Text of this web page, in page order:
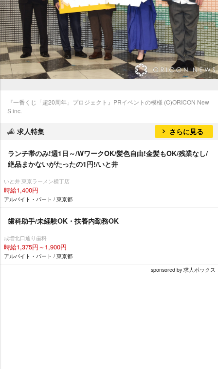
『一番くじ「超20周年」プロジェクト』PRイベントの模様 (C)ORICON New
S inc.
求人特集 さらに見る
ランチ帯のみ!週1日～/WワークOK/髪色自由!金髪もOK/残業なし/
絶品まかないがたったの1円!/いと井
いと井 東京ラーメン横丁店
時給1,400円
アルバイト・パート / 東京都
歯科助手/未経験OK・扶養内勤務OK
成増北口通り歯科
時給1,375円～1,900円
アルバイト・パート / 東京都
sponsored by 求人ボックス